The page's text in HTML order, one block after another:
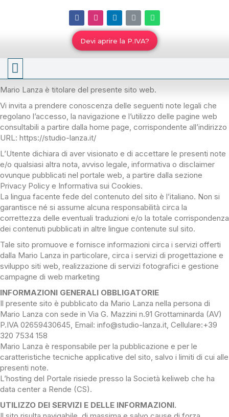
Devi aprire la P.IVA?
Mario Lanza è titolare del presente sito web.
Vi invita a prendere conoscenza delle seguenti note legali che
regolano l’accesso, la navigazione e l’utilizzo delle pagine web
consultabili a partire dalla home page, corrispondente all’indirizzo
URL: https://studio-lanza.it/
L’Utente dichiara di aver visionato e di accettare le presenti note
e/o qualsiasi altra nota, avviso legale, informativa o disclaimer
ovunque pubblicati nel portale web, a partire dalla sezione
Privacy Policy e Informativa sui Cookies.
La lingua facente fede del contenuto del sito è l’italiano. Non si
garantisce né si assume alcuna responsabilità circa la
correttezza delle eventuali traduzioni e/o la totale corrispondenza
dei contenuti pubblicati in altre lingue contenute sul sito.
Tale sito promuove e fornisce informazioni circa i servizi offerti
dalla Mario Lanza in particolare, circa i servizi di progettazione e
sviluppo siti web, realizzazione di servizi fotografici e gestione
campagne di web marketing
INFORMAZIONI GENERALI OBBLIGATORIE
Il presente sito è pubblicato da Mario Lanza nella persona di
Mario Lanza con sede in Via G. Mazzini n.91 Grottaminarda (AV)
P.IVA 02659430645, Email: info@studio-lanza.it, Cellulare:+39
320 7534 158
Mario Lanza è responsabile per la pubblicazione e per le
caratteristiche tecniche applicative del sito, salvo i limiti di cui alle
presenti note.
L’hosting del Portale risiede presso la Società keliweb che ha
data center a Rende (CS).
UTILIZZO DEI SERVIZI E DELLE INFORMAZIONI.